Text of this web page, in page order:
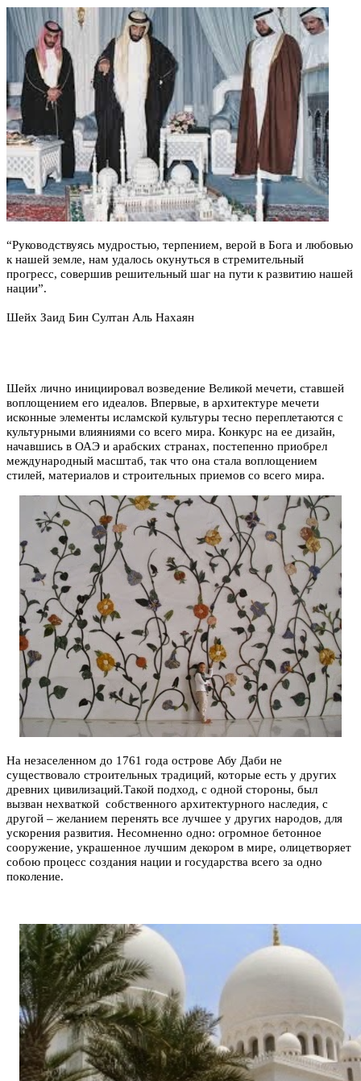
“Руководствуясь мудростью, терпением, верой в Бога и любовью
к нашей земле, нам удалось окунуться в стремительный
прогресс, совершив решительный шаг на пути к развитию нашей
нации”.
Шейх Заид Бин Султан Аль Нахаян
Шейх лично инициировал возведение Великой мечети, ставшей
воплощением его идеалов. Впервые, в архитектуре мечети
исконные элементы исламской культуры тесно переплетаются с
культурными влияниями со всего мира. Конкурс на ее дизайн,
начавшись в ОАЭ и арабских странах, постепенно приобрел
международный масштаб, так что она стала воплощением
стилей, материалов и строительных приемов со всего мира.
На незаселенном до 1761 года острове Абу Даби не
существовало строительных традиций, которые есть у других
древних цивилизаций.Такой подход, с одной стороны, был
вызван нехваткой собственного архитектурного наследия, с
другой – желанием перенять все лучшее у других народов, для
ускорения развития. Несомненно одно: огромное бетонное
сооружение, украшенное лучшим декором в мире, олицетворяет
собою процесс создания нации и государства всего за одно
поколение.